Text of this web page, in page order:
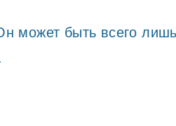
быть всего